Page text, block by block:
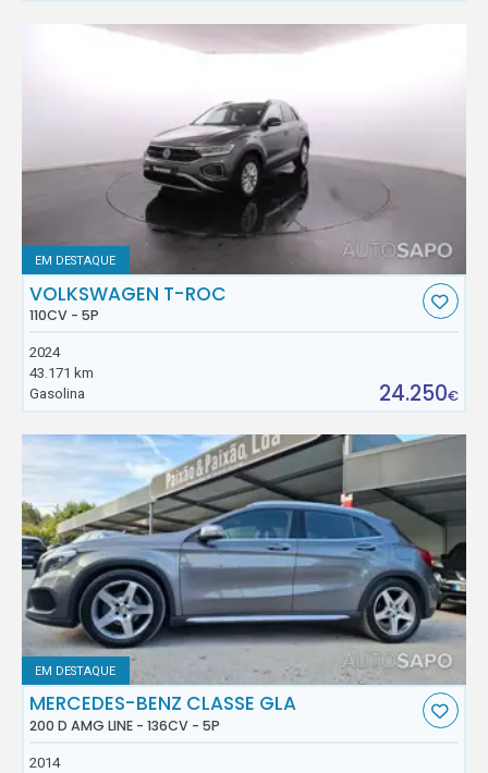
EM DESTAQUE
VOLKSWAGEN T-ROC
110CV - 5P
2024
43.171 km
Gasolina
24.250€
EM DESTAQUE
MERCEDES-BENZ CLASSE GLA
200 D AMG LINE - 136CV - 5P
2014